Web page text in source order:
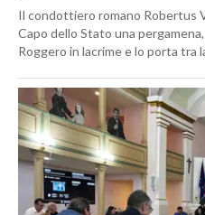
Il condottiero romano Robertus
Capo dello Stato una
Roggero in lacrime e lo porta tra